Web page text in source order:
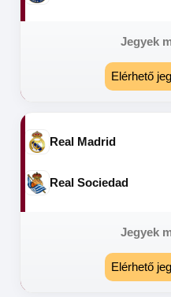
Jegyek
Elérhető
Real Madrid
Real Sociedad
Jegyek
Elérhető